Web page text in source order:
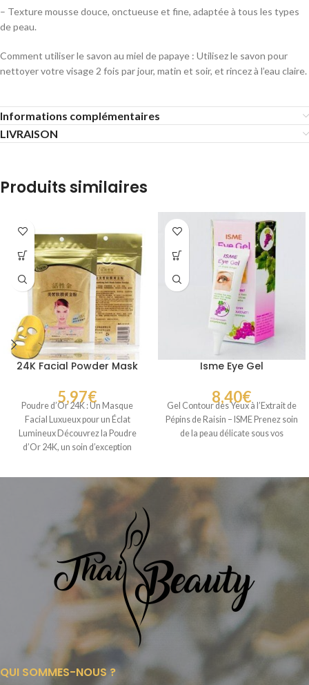
– Texture mousse douce, onctueuse et fine, adaptée à tous les types
de peau.
Comment utiliser le savon au miel de papaye : Utilisez le savon pour
nettoyer votre visage 2 fois par jour, matin et soir, et rincez à l’eau claire.
Informations complémentaires
LIVRAISON
Produits similaires
24K Facial Powder Mask
5,97€
Poudre d’Or 24K : Un Masque
Facial Luxueux pour un Éclat
Lumineux Découvrez la Poudre
d’Or 24K, un soin d’exception
Isme Eye Gel
8,40€
Gel Contour des Yeux à l’Extrait de
Pépins de Raisin – ISME Prenez soin
de la peau délicate sous vos
QUI SOMMES-NOUS ?